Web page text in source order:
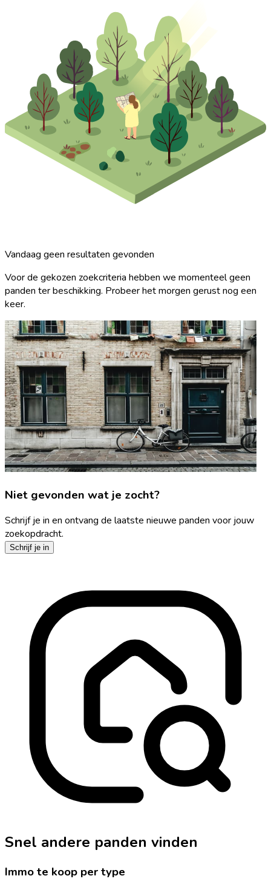
Vandaag geen resultaten gevonden
Voor de gekozen zoekcriteria hebben we momenteel geen
panden ter beschikking. Probeer het morgen gerust nog een
keer.
Niet gevonden wat je zocht?
Schrijf je in en ontvang de laatste nieuwe panden voor jouw
zoekopdracht.
Schrijf je in
Snel andere panden vinden
Immo te koop per type